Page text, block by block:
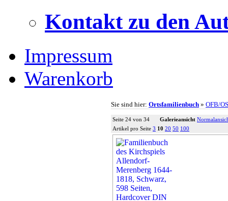
Kontakt zu den
Impressum
Warenkorb
Sie sind hier: Ortsfamilienbuch » OFB/
Seite 24 von 34 Galerieansicht
Artikel pro Seite 3 10 20 50 100